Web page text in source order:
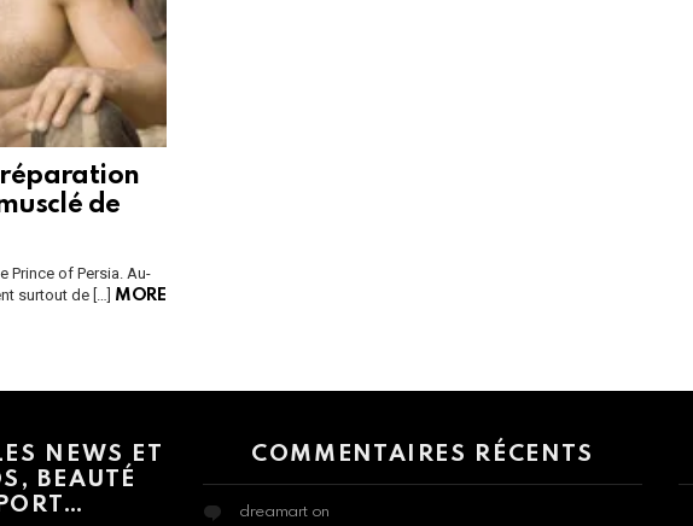
de
Prince of Persia. Au-
surtout de […] MORE
NEWS ET
BEAUTÉ
COMMENTAIRES RÉCENTS
dreamart on